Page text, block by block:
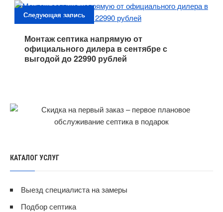
Следующая запись
Монтаж септика напрямую от
официального дилера в сентябре с
выгодой до 22990 рублей
КАТАЛОГ УСЛУГ
Выезд специалиста на замеры
Подбор септика